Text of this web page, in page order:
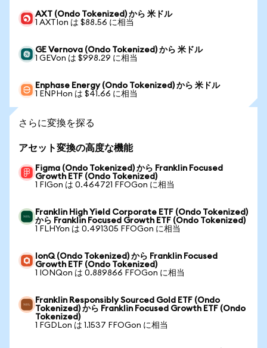
AXT (Ondo Tokenized) から 米ドル
1 AXTIon は $88.56 に相当
GE Vernova (Ondo Tokenized) から 米ドル
1 GEVon は $998.29 に相当
Enphase Energy (Ondo Tokenized) から 米ドル
1 ENPHon は $41.66 に相当
さらに変換を探る
アセット変換の高度な機能
Figma (Ondo Tokenized) から Franklin Focused
Growth ETF (Ondo Tokenized)
1 FIGon は 0.464721 FFOGon に相当
Franklin High Yield Corporate ETF (Ondo Tokenized)
から Franklin Focused Growth ETF (Ondo Tokenized)
1 FLHYon は 0.491305 FFOGon に相当
IonQ (Ondo Tokenized) から Franklin Focused
Growth ETF (Ondo Tokenized)
1 IONQon は 0.889866 FFOGon に相当
Franklin Responsibly Sourced Gold ETF (Ondo
Tokenized) から Franklin Focused Growth ETF (Ondo
Tokenized)
1 FGDLon は 1.1537 FFOGon に相当